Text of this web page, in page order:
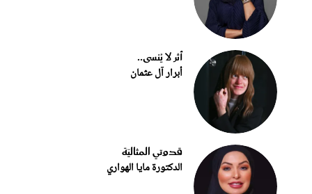
أثر لا يُنسى..
أبرار آل عثمان
قدوتي المثاليّة
الدكتورة مايا الهواري